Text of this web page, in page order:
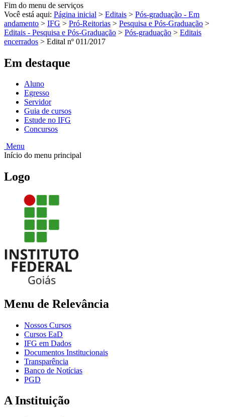
Fim do menu de serviços
Você está aqui: Página inicial > Editais > Pós-graduação - Em
andamento > IFG > Pró-Reitorias > Pesquisa e Pós-Graduação >
Editais - Pesquisa e Pós-Graduação > Pós-graduação > Editais
encerrados > Edital nº 011/2017
Em destaque
Aluno
Egresso
Servidor
Guia de cursos
Estude no IFG
Concursos
Menu
Início do menu principal
Logo
Menu de Relevância
Nossos Cursos
Cursos EaD
IFG em Dados
Documentos Institucionais
Transparência
Banco de Notícias
PGD
A Instituição